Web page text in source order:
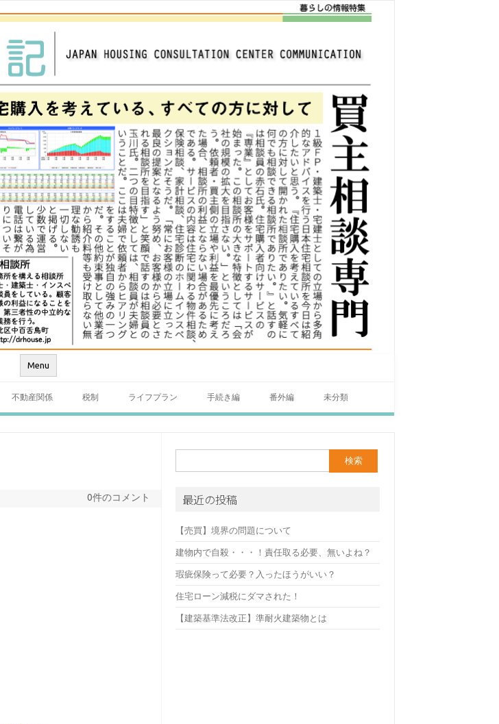
Menu
不動産関係 税制 ライフプラン 手続き編 番外編 未分類
0件のコメント
索:
最近の投稿
【売買】境界の問題について
建物内で自殺・・・！責任取る必要、無いよね？
瑕疵保険って必要？入ったほうがいい？
住宅ローン減税にダマされた！
【建築基準法改正】準耐火建築物とは